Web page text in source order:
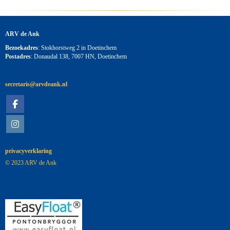
ARV de Ank
Bezoekadres: Stokhorstweg 2 in Doetinchem
Postadres: Donaudal 138, 7007 HN, Doetinchem
siraterces@arvdeank.nl
privacyverklaring
© 2023 ARV de Ank